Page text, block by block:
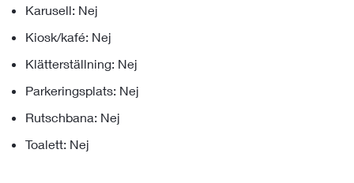
Karusell: Nej
Kiosk/kafé: Nej
Klätterställning: Nej
Parkeringsplats: Nej
Rutschbana: Nej
Toalett: Nej